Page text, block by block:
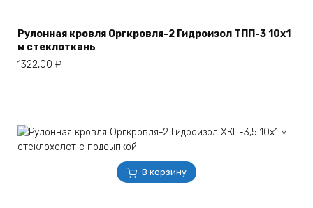
Рулонная кровля Оргкровля-2 Гидроизол ТПП-3 10х1
м стеклоткань
1322,00 ₽
В корзину